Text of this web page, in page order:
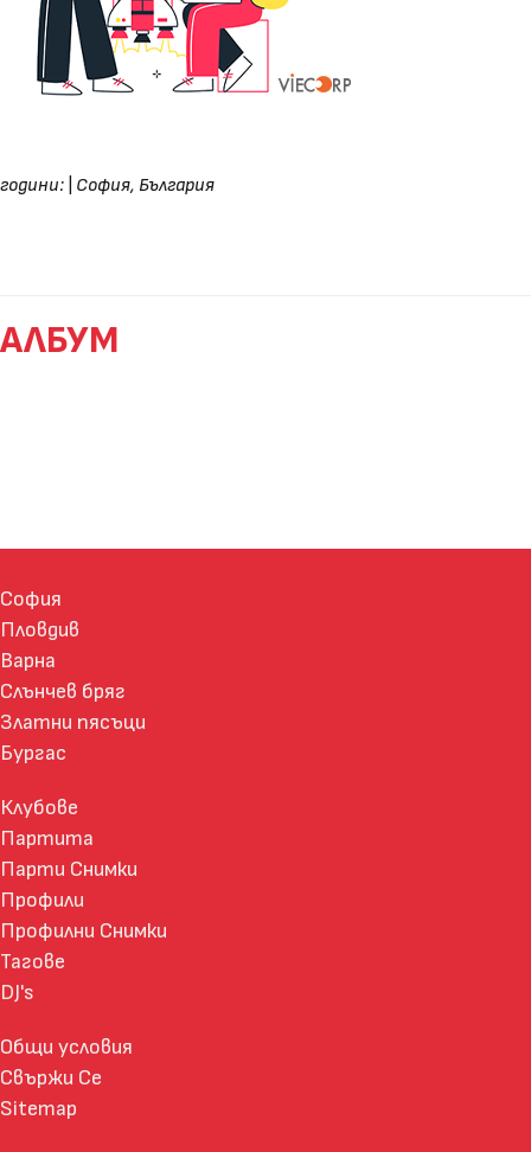
години: София, България
АЛБУМ
София
Пловдив
Варна
Слънчев бряг
Златни пясъци
Бургас
Клубове
Партита
Парти Снимки
Профили
Профилни Снимки
Тагове
DJ's
Общи условия
Свържи Се
Sitemap